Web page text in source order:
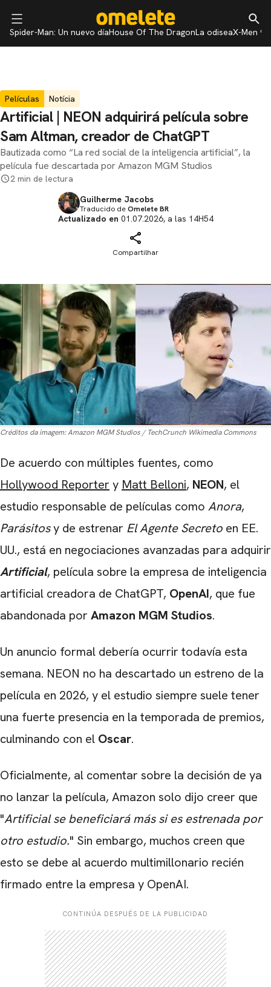
Spider-Man: Un nuevo díaHouse Of The DragonLa odiseaX-Men 97
Películas Notícia
Artificial | NEON adquirirá película sobre
Sam Altman, creador de ChatGPT
Bautizada como “La red social de la inteligencia artificial”, la
película fue descartada por Amazon MGM Studios
2 min de lectura
Guilherme Jacobs
Traducido deOmelete BR
Actualizado en 01.07.2026, a las 14H54
Compartilhar
Créditos da imagem:Amazon MGM Studios / TechCrunch Wikimedia Commons
De acuerdo con múltiples fuentes, como
Hollywood Reporter y Matt Belloni, NEON, el
estudio responsable de películas como Anora,
Parásitosy de estrenar El Agente Secreto en EE.
UU., está en negociaciones avanzadas para adquirir
Artificial, película sobre la empresa de inteligencia
artificial creadora de ChatGPT, OpenAI, que fue
abandonada por Amazon MGM Studios.
Un anuncio formal debería ocurrir todavía esta
semana. NEON no ha descartado un estreno de la
película en 2026, y el estudio siempre suele tener
una fuerte presencia en la temporada de premios,
culminando con el Oscar.
Oficialmente, al comentar sobre la decisión de ya
no lanzar la película, Amazon solo dijo creer que
"Artificialse beneficiará más si es estrenada por
otro estudio." Sin embargo, muchos creen que
esto se debe al acuerdo multimillonario recién
firmado entre la empresa y OpenAI.
CONTINÚA DESPUÉS DE LA PUBLICIDAD
CARREGANDO PUBLICIDADE